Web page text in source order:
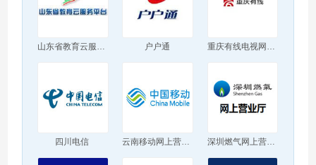
山东省教育云服务平台 户户通 重庆有线电视网上营业厅
四川电信 深圳燃气网上营业厅